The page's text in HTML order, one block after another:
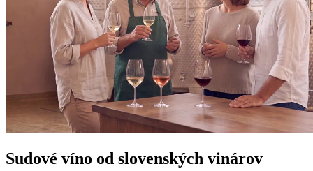
Sudové víno od slovenských vinárov